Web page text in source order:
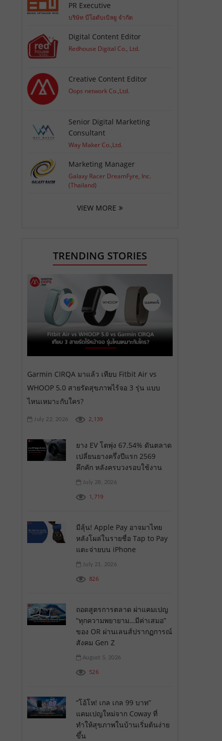
PR Executive
บริษัท บีโอดับเบิลยู จำกัด
Digital Content Editor
Redhouse Digital Co., Ltd.
Creative Content Editor
Oops network Co.,Ltd.
Senior Digital Marketing
Consultant
Way Maker Co.,Ltd.
Marketing Manager
Galaxy Racer DreamFyre, Inc.
(Thailand)
VIEW MORE
TRENDING STORIES
Garmin CIRQA มาแล้ว เทียบ Fitbit Air vs
WHOOP 5.0 สายรัดสุขภาพไร้จอ 3 รุ่น แบบ
ไหนเหมาะกับใคร?
July 22, 2026 2,139
ยาง EV โตพุ่ง 67.54% ดันตลาด
เปลี่ยนยางครึ่งปีแรก 2569
คึกคัก หลังครบวงรอบใช้งาน
July 28, 2026
1,719
มีลุ้น! Apple Pay อาจมาไทย
หลังโผล่ในรายชื่อ Tap to Pay
แตะจ่ายบน iPhone
July 21, 2026
826
ถอดสูตรการตลาด ผ่าแคมเปญ
“ทุกความพยายาม…มีค่าเสมอ”
ของ OR ผ่านเลนส์ปรากฏการณ์
สังคม Gen Z
August 5, 2026
526
“โอ้โห! เกล เกล 99 บาท”
แคมเปญใหม่จาก Coway ที่
ทำให้สุขภาพในบ้านเริ่มต้นง่าย
ขึ้น